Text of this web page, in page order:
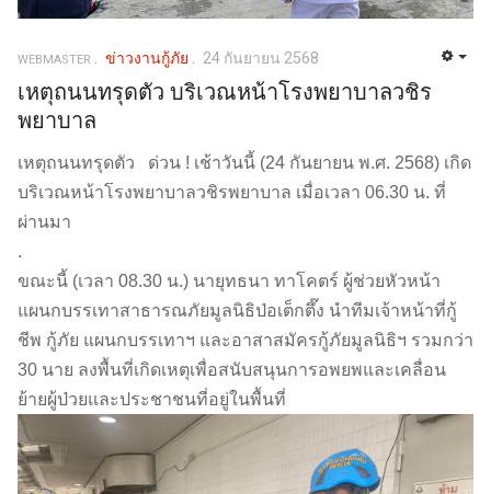
WEBMASTER ข่าวงานกู้ภัย 24 กันยายน 2568
เหตุถนนทรุดตัว บริเวณหน้าโรงพยาบาลวชิร
พยาบาล
ด่วน ! เช้าวันนี้ (24 กันยายน พ.ศ. 2568) เกิด
เหตุถนนทรุดตัว
บริเวณหน้าโรงพยาบาลวชิรพยาบาล เมื่อเวลา 06.30 น. ที่
ผ่านมา
.
ขณะนี้ (เวลา 08.30 น.) นายุทธนา ทาโคตร์ ผู้ช่วยหัวหน้า
แผนกบรรเทาสาธารณภัยมูลนิธิป่อเต็กตึ๊ง นำทีมเจ้าหน้าที่กู้
ชีพ กู้ภัย แผนกบรรเทาฯ และอาสาสมัครกู้ภัยมูลนิธิฯ รวมกว่า
30 นาย ลงพื้นที่เกิดเหตุเพื่อสนับสนุนการอพยพและเคลื่อน
ย้ายผู้ป่วยและประชาชนที่อยู่ในพื้นที่